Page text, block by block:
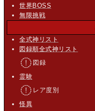
世界BOSS
無限挑戦
全式神リスト
図録順全式神リスト
図録
霊験
レア度別
怪異